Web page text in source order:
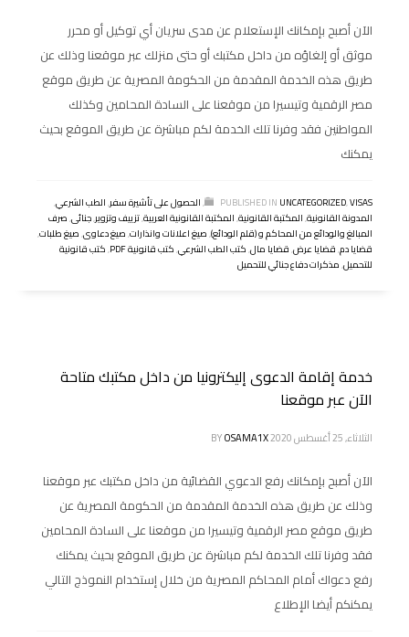
الآن أصبح بإمكانك الإستعلام عن مدى سريان أي توكيل أو محرر
موثق أو إلغاؤه من داخل مكتبك أو حتى منزلك عبر موقعنا وذلك عن
طريق هذه الخدمة المقدمة من الحكومة المصرية عن طريق موقع
مصر الرقمية وتيسيرا من موقعنا على السادة المحامين وكذلك
المواطنين فقد وفرنا تلك الخدمة لكم مباشرة عن طريق الموقع بحيث
يمكنك
PUBLISHED IN UNCATEGORIZED,VISAS
,الحصول على تأشيرة سفر,الطب الشرعي,
المدونة القانونية,المكتبة القانونية,المكتبة القانونية العربية,تزييف وتزوير,جنائى,صرف
المبالغ والودائع من المحاكم و (قلم الودائع),صيغ اعلانات وانذارات,صيغ دعاوى,صيغ طلبات,
قضايا دم,قضايا عرض,قضايا مال,كتب الطب الشرعي,كتب قانونية PDF ,كتب قانونية
للتحميل,مذكرات دفاع جنائي للتحميل
خدمة إقامة الدعوى إليكترونيا من داخل مكتبك متاحة
الآن عبر موقعنا
الثلاثاء, 25 أغسطس 2020 BYOSAMA1X
الآن أصبح بإمكانك رفع الدعوي القضائية من داخل مكتبك عبر موقعنا
وذلك عن طريق هذه الخدمة المقدمة من الحكومة المصرية عن
طريق موقع مصر الرقمية وتيسيرا من موقعنا على السادة المحامين
فقد وفرنا تلك الخدمة لكم مباشرة عن طريق الموقع بحيث يمكنك
رفع دعواك أمام المحاكم المصرية من خلال إستخدام النموذج التالي
يمكنكم أيضا الإطلاع